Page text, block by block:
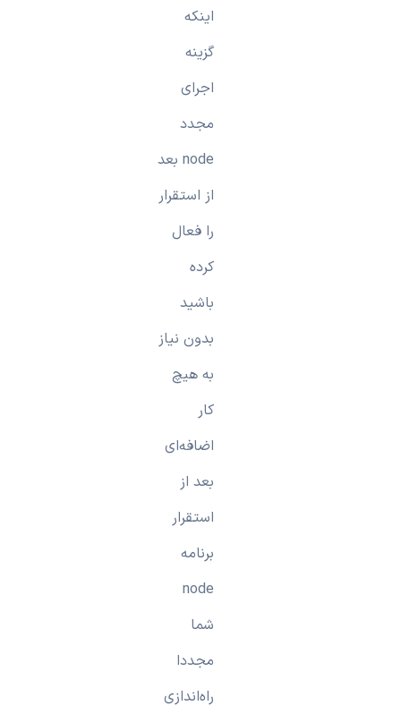
اینکه
گزینه
اجرای
مجدد
node بعد
از استقرار
را فعال
کرده
باشید
بدون نیاز
به هیچ
کار
اضافه‌ای
بعد از
استقرار
برنامه
node
شما
مجددا
راه‌اندازی